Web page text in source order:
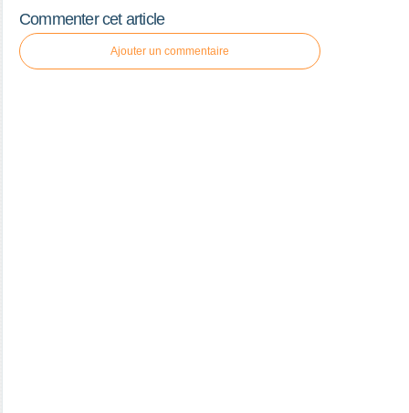
Commenter cet article
Ajouter un commentaire